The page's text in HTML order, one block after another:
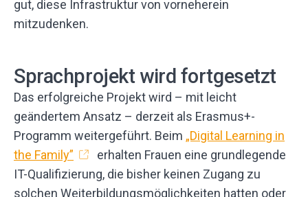
gut, diese Infrastruktur von vorneherein
mitzudenken.
Sprachprojekt wird fortgesetzt
Das erfolgreiche Projekt wird – mit leicht
geändertem Ansatz – derzeit als Erasmus+-
Programm weitergeführt. Beim „Digital Learning in
the Family”
erhalten Frauen eine grundlegende
IT-Qualifizierung, die bisher keinen Zugang zu
solchen Weiterbildungsmöglichkeiten hatten oder